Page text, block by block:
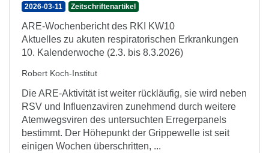
2026-03-11 Zeitschriftenartikel
ARE-Wochenbericht des RKI KW10
Aktuelles zu akuten respiratorischen Erkrankungen
10. Kalenderwoche (2.3. bis 8.3.2026)
Robert Koch-Institut
Die ARE-Aktivität ist weiter rückläufig, sie wird neben
RSV und Influenzaviren zunehmend durch weitere
Atemwegsviren des untersuchten Erregerpanels
bestimmt. Der Höhepunkt der Grippewelle ist seit
einigen Wochen überschritten, ...